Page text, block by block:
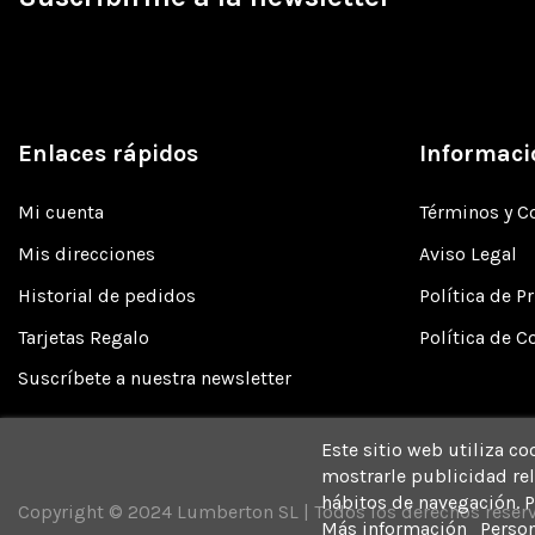
Enlaces rápidos
Mi cuenta
Mis direcciones
Historial de pedidos
Tarjetas Regalo
Suscríbete a nuestra newsletter
Términos y
Aviso Legal
Política de
Política de
Este sitio web utiliza
mostrarle publicidad
hábitos de navegación.
Más información
Copyright © 2024 Lumberton SL | Todos los derechos